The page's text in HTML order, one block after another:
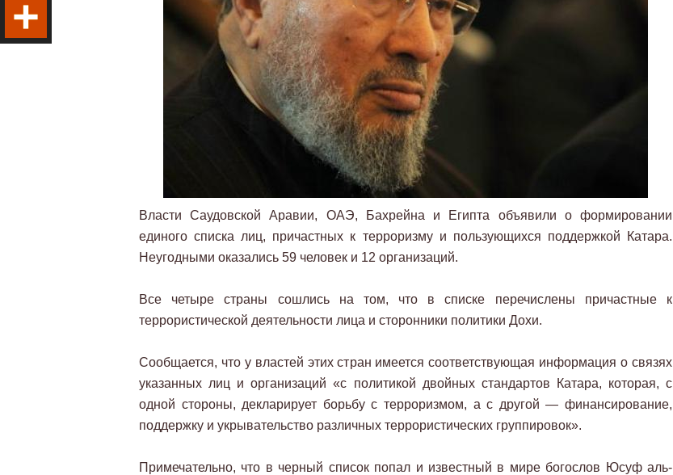
Власти Саудовской Аравии, ОАЭ, Бахрейна и Египта объявили о формировании
единого списка лиц, причастных к терроризму и пользующихся поддержкой Катара.
Неугодными оказались 59 человек и 12 организаций.
Все четыре страны сошлись на том, что в списке перечислены причастные к
террористической деятельности лица и сторонники политики Дохи.
Сообщается, что у властей этих стран имеется соответствующая информация о связях
указанных лиц и организаций «с политикой двойных стандартов Катара, которая, с
одной стороны, декларирует борьбу с терроризмом, а с другой — финансирование,
поддержку и укрывательство различных террористических группировок».
Примечательно, что в черный список попал и известный в мире богослов Юсуф аль-
Odnoklassniki